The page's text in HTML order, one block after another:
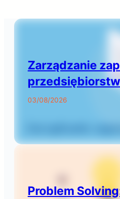
Zarządzanie
03/08/2026
Problem